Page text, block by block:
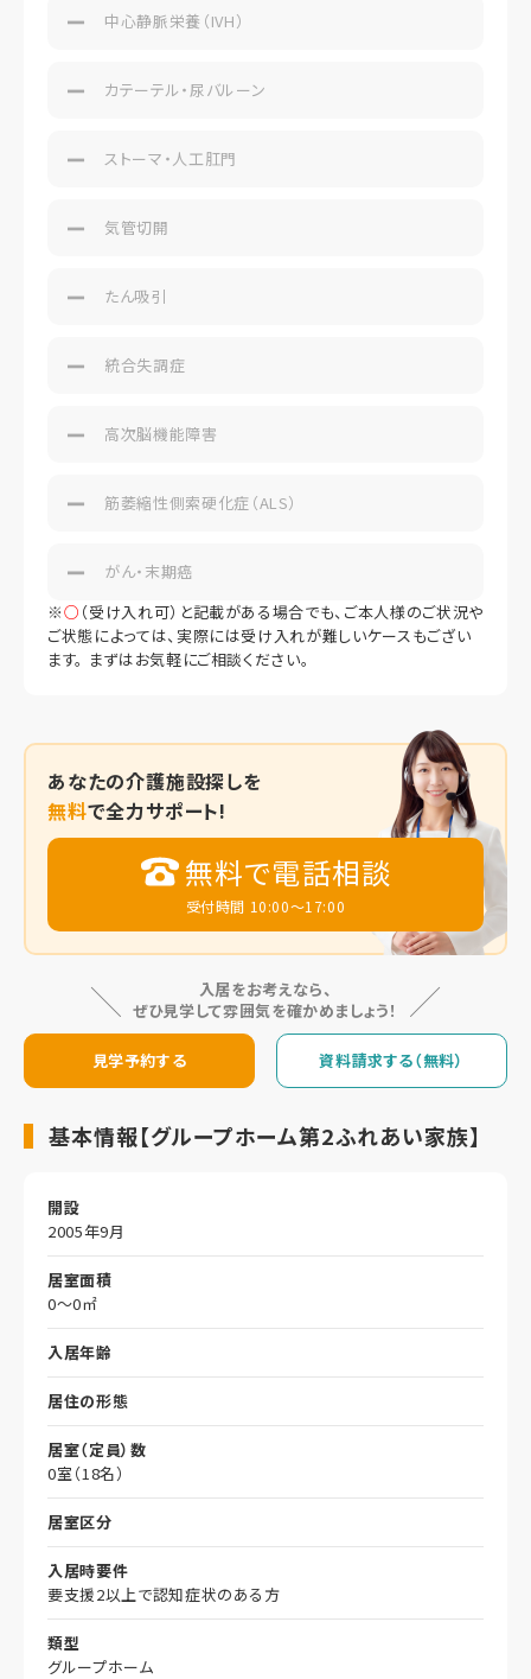
中心静脈栄養（IVH）
カテーテル・尿バルーン
ストーマ・人工肛門
気管切開
たん吸引
統合失調症
高次脳機能障害
筋萎縮性側索硬化症（ALS）
がん・末期癌
※○ （受け入れ可）と記載がある場合でも、ご本人様のご状況や
ご状態によっては、実際には受け入れが難しいケースもござい
ます。 まずはお気軽にご相談ください。
あなたの介護施設探しを
無料で全力サポート!
無料で電話相談
受付時間 10:00～17:00
入居をお考えなら、
ぜひ見学して雰囲気を確かめましょう！
見学予約する 資料請求する（無料）
基本情報【グループホーム第2ふれあい家族】
開設
2005年9月
居室面積
0～0㎡
入居年齢
居住の形態
居室（定員）数
0室（18名）
居室区分
入居時要件
要支援2以上で認知症状のある方
類型
グループホーム